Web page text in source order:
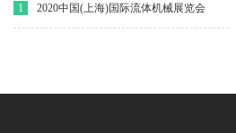
博览会
1 2020中国(上海)国际流体机械展览会